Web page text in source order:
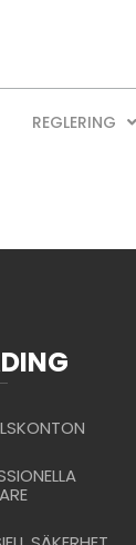
REGLERING